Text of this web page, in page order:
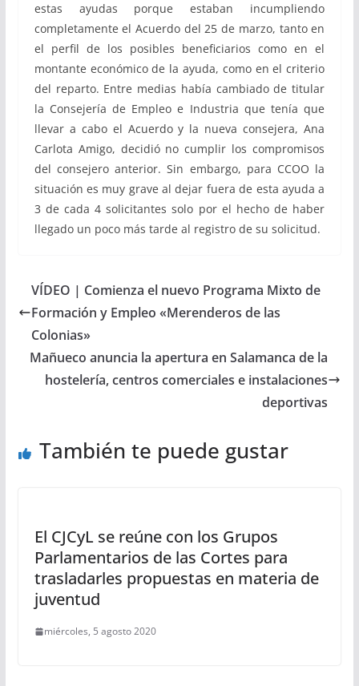
estas ayudas porque estaban incumpliendo
completamente el Acuerdo del 25 de marzo, tanto en
el perfil de los posibles beneficiarios como en el
montante económico de la ayuda, como en el criterio
del reparto. Entre medias había cambiado de titular
la Consejería de Empleo e Industria que tenía que
llevar a cabo el Acuerdo y la nueva consejera, Ana
Carlota Amigo, decidió no cumplir los compromisos
del consejero anterior. Sin embargo, para CCOO la
situación es muy grave al dejar fuera de esta ayuda a
3 de cada 4 solicitantes solo por el hecho de haber
llegado un poco más tarde al registro de su solicitud.
VÍDEO | Comienza el nuevo Programa Mixto de
Formación y Empleo «Merenderos de las
Colonias»
Mañueco anuncia la apertura en Salamanca de la
hostelería, centros comerciales e instalaciones
deportivas
También te puede gustar
El CJCyL se reúne con los Grupos
Parlamentarios de las Cortes para
trasladarles propuestas en materia de
juventud
miércoles, 5 agosto 2020